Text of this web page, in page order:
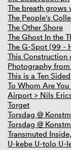
The breath grows
The People's
The Other Shore
The Ghost In the
The G-Spot (99 -
This
Photography
This is a Ten
To Whom Are
Airport > Nils
Torget
Torsdag @
Torsdag @
Transmuted
U-kebe U-tolo U-